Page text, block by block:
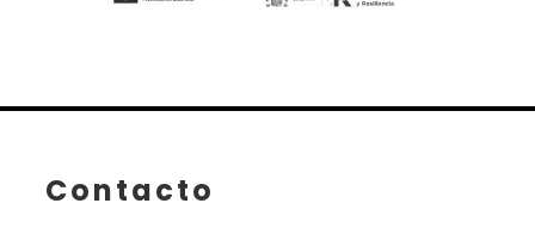
Contacto